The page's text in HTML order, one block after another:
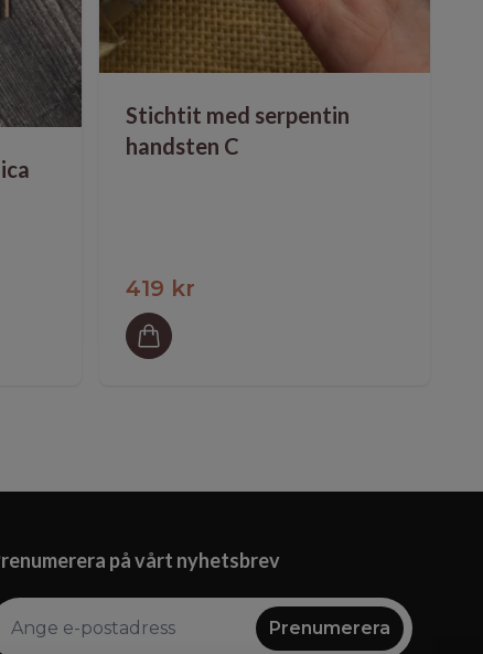
Stichtit med serpentin
handsten C
419 kr
på vårt nyhetsbrev
Prenumerera